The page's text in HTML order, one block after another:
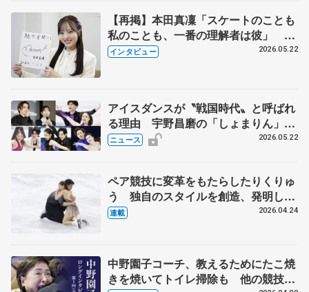
【再掲】本田真凜「スケートのことも
私のことも、一番の理解者は彼」 引
退時の単独インタビューで語った競技
インタビュー 2026.05.22
アイスダンスが〝戦国時代〟と呼ばれ
る理由 宇野昌磨の「しょまりん」ら
実力者が相次いで参戦 国内の競争激
ニュース 2026.05.22
ペア競技に変革をもたらしたりくりゅ
う 独自のスタイルを創造、発明した
【引退発表後②】
連載 2026.04.24
中野園子コーチ、教えるためにたこ焼
きを焼いてトイレ掃除も 他の競技に